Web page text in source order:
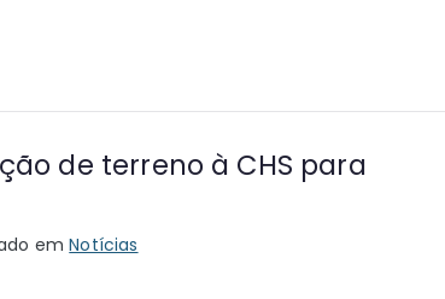
de terreno à CHS para
emNotícias